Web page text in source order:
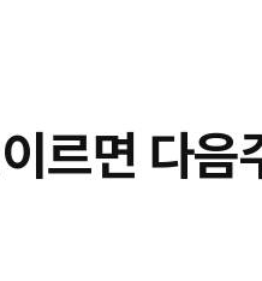
르면 다음